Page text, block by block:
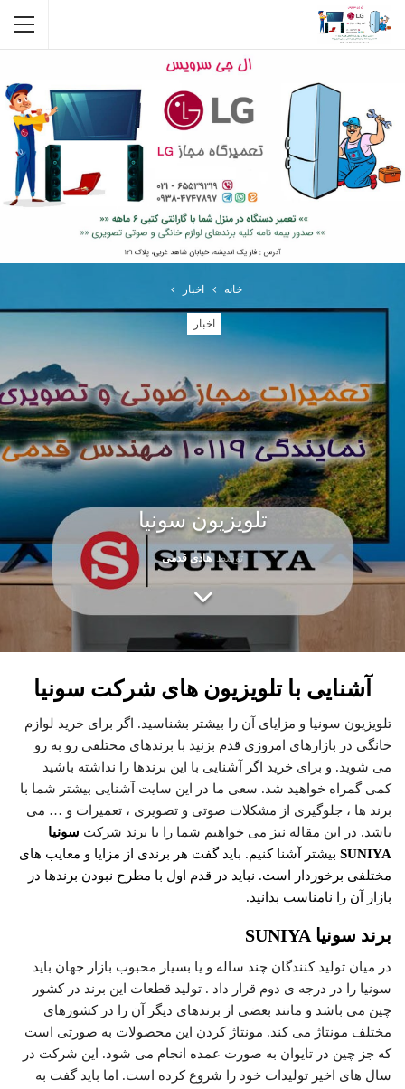
خانه اخبار
اخبار
تلویزیون سونیا
توسط هادی قدمی
آشنایی با تلویزیون های شرکت سونیا
تلویزیون سونیا و مزایای آن را بیشتر بشناسید. اگر برای خرید لوازم
خانگی در بازارهای امروزی قدم بزنید با برندهای مختلفی رو به رو
می شوید. و برای خرید اگر آشنایی با این برندها را نداشته باشید
کمی گمراه خواهید شد. سعی ما در این سایت آشنایی بیشتر شما با
برند ها ، جلوگیری از مشکلات صوتی و تصویری ، تعمیرات و … می
باشد. در این مقاله نیز می خواهیم شما را با برند شرکت سونیا
SUNIYA بیشتر آشنا کنیم. باید گفت هر برندی از مزایا و معایب های
مختلفی برخوردار است. نباید در قدم اول با مطرح نبودن برندها در
بازار آن را نامناسب بدانید.
برند سونیا SUNIYA
در میان تولید کنندگان چند ساله و یا بسیار محبوب بازار جهان باید
سونیا را در درجه ی دوم قرار داد . تولید قطعات این برند در کشور
چین می باشد و مانند بعضی از برندهای دیگر آن را در کشورهای
مختلف مونتاژ می کند. مونتاژ کردن این محصولات به صورتی است
که جز چین در تایوان به صورت عمده انجام می شود. این شرکت در
سال های اخیر تولیدات خود را شروع کرده است. اما باید گفت به